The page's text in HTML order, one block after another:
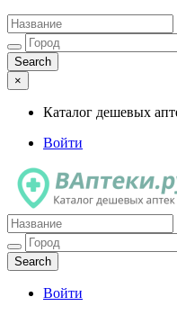
×
Каталог дешевых
Войти
Каталог дешевых аптек
Войти